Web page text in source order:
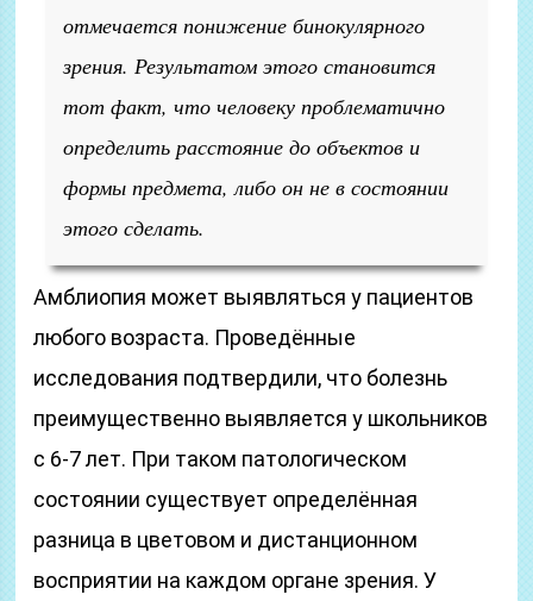
отмечается понижение бинокулярного
зрения. Результатом этого становится
тот факт, что человеку проблематично
определить расстояние до объектов и
формы предмета, либо он не в состоянии
этого сделать.
Амблиопия может выявляться у пациентов
любого возраста. Проведённые
исследования подтвердили, что болезнь
преимущественно выявляется у школьников
с 6-7 лет. При таком патологическом
состоянии существует определённая
разница в цветовом и дистанционном
восприятии на каждом органе зрения. У